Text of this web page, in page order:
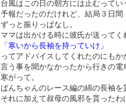
台風はこの日の朝方には止むってい
予報だったのだけれど、結局３日間
ずっと振りっぱなし。
ママは出かける時に彼氏が送ってく
「寒いから長袖を持っていけ」
ってアドバイスしてくれたのにもか
言う事を聞かなかったから行きの電
寒がって。
ぱんちゃんのレース編の綿の長袖を
それに加えて叔母の風邪を貰ったわ